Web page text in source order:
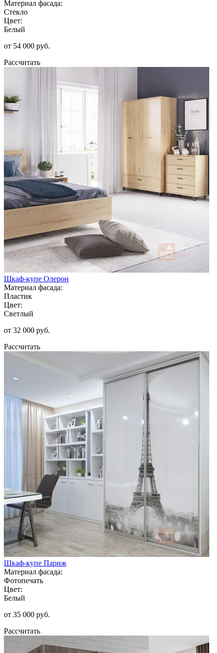
Материал фасада:
Стекло
Цвет:
Белый
от 54 000 руб.
Рассчитать
Шкаф-купе Олерон
Материал фасада:
Пластик
Цвет:
Светлый
от 32 000 руб.
Рассчитать
Шкаф-купе Париж
Материал фасада:
Фотопечать
Цвет:
Белый
от 35 000 руб.
Рассчитать